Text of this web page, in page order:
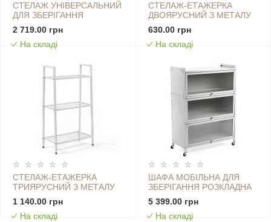
СТЕЛАЖ УНІВЕРСАЛЬНИЙ
ДЛЯ ЗБЕРІГАННЯ
ЧОТИРИЯРУСНИЙ
60Х30Х77СМ SW-
00002260
2 719.00 грн
На складі
СТЕЛАЖ-ЕТАЖЕРКА
ДВОЯРУСНИЙ З МЕТАЛУ
60Х26Х60СМ БІЛИЙ SW-
00002102
630.00 грн
На складі
СТЕЛАЖ-ЕТАЖЕРКА
ТРИЯРУСНИЙ З МЕТАЛУ
60Х33Х110СМ БІЛИЙ SW-
00002103
1 140.00 грн
На складі
ШАФА МОБІЛЬНА ДЛЯ
ЗБЕРІГАННЯ РОЗКЛАДНА
ТРИЯРУСНА З СТАЛІ
70Х36Х112,8СМ СВІТЛО-
СІРИЙ SW-00002116
5 399.00 грн
На складі